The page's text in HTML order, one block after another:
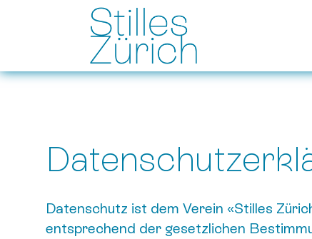
Datenschutz ist dem Verein «Stilles
entsprechend der gesetzlichen